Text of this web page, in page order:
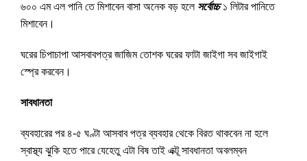
৬০০ এম এল পানি তে মিশাবেন বাসা অনেক বড় হলে সর্বোচ্চ১ লিটার পানিতে
মিশাবেন।
ঘরের চিপাচাপা আসবাবপত্র জাজিম তোশক ঘরের ফাটা জাইগা সব জাইগাই
স্প্রে করবেন।
সাবধানতা
ব্যবহারের পর ৪-৫ ঘণ্টা আসবাব পত্র ব্যবহার থেকে বিরত থাকবেন না হলে
স্বাস্থ্য ঝুকি হতে পারে যেহেতু এটা বিষ তাই এক্টূ সাবধানতা অবলম্বন